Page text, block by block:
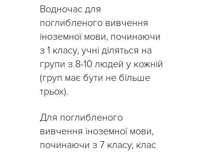
Водночас для
поглибленого вивчення
іноземної мови, починаючи
з 1 класу, учні діляться на
групи з 8-10 людей у кожній
(груп має бути не більше
трьох).
Для поглибленого
вивчення іноземної мови,
починаючи з 7 класу, клас